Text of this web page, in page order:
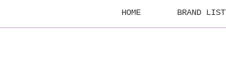
HOME BRAND LIST